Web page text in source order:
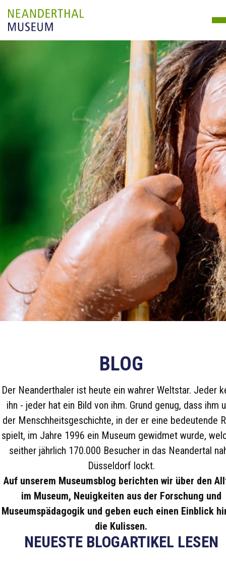
BLOG
Der Neanderthaler ist heute ein wahrer Weltstar. Jeder
ihn - jeder hat ein Bild von ihm. Grund genug, dass ihm
der Menschheitsgeschichte, in der er eine bedeutende
spielt, im Jahre 1996 ein Museum gewidmet wurde,
seither jährlich 170.000 Besucher in das Neandertal
Düsseldorf lockt.
Auf unserem Museumsblog berichten wir über den
im Museum, Neuigkeiten aus der Forschung und
Museumspädagogik und geben euch einen Einblick
die Kulissen.
NEUESTE BLOGARTIKEL LESEN